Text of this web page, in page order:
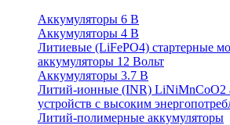
Аккумуляторы 6 В
Аккумуляторы 4 В
Литиевые (LiFePO4) стартерные
аккумуляторы 12 Вольт
Аккумуляторы 3.7 В
Литий-ионные (INR) LiNiMnCoO2
устройств с высоким
Литий-полимерные аккумуляторы